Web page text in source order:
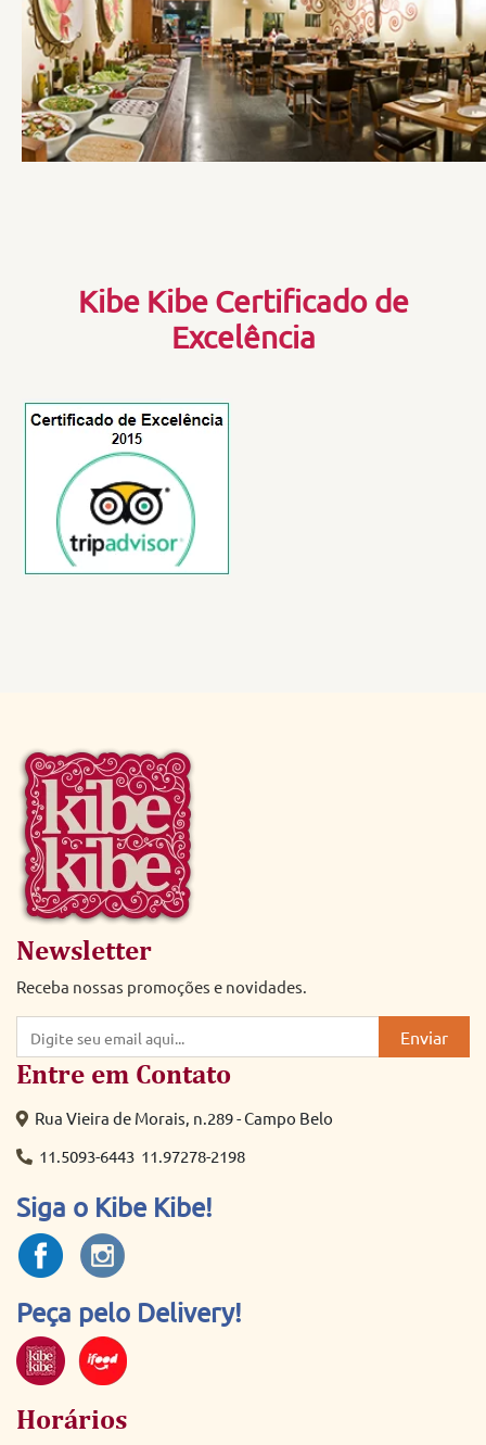
Kibe Kibe Certificado de
Excelência
Newsletter
Receba nossas promoções e novidades.
Enviar
Entre em Contato
Rua Vieira de Morais, n.289 - Campo Belo
11.5093-6443 11.97278-2198
Siga o Kibe Kibe!
Peça pelo Delivery!
Horários